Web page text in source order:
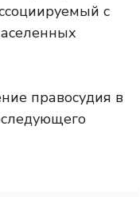
с
правосудия в